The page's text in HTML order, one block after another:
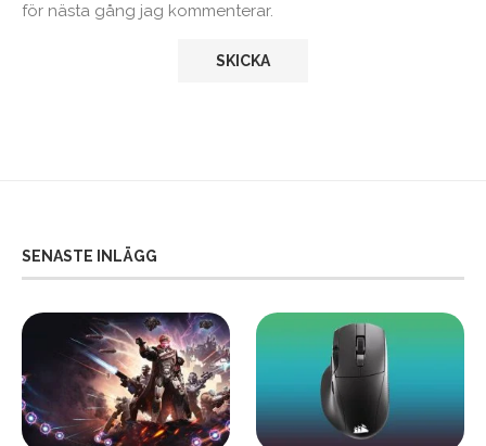
för nästa gång jag kommenterar.
SENASTE INLÄGG